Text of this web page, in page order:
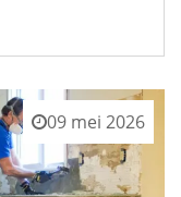
09 mei 2026